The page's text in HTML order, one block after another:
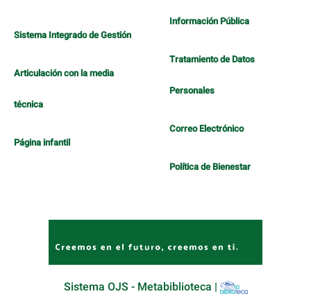
Sistema Integrado de Gestión
Articulación con la media
técnica
Página infantil
Información Pública
Tratamiento de Datos
Personales
Correo Electrónico
Política de Bienestar
Sistema OJS - Metabiblioteca |